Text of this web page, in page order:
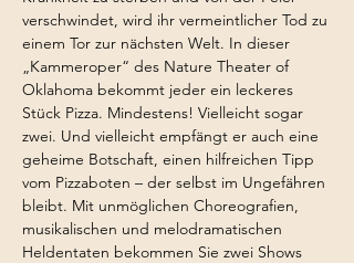
verschwindet, wird ihr vermeintlicher Tod zu
einem Tor zur nächsten Welt. In dieser
„Kammeroper“ des Nature Theater of
Oklahoma bekommt jeder ein leckeres
Stück Pizza. Mindestens! Vielleicht sogar
zwei. Und vielleicht empfängt er auch eine
geheime Botschaft, einen hilfreichen Tipp
vom Pizzaboten – der selbst im Ungefähren
bleibt. Mit unmöglichen Choreografien,
musikalischen und melodramatischen
Heldentaten bekommen Sie zwei Shows